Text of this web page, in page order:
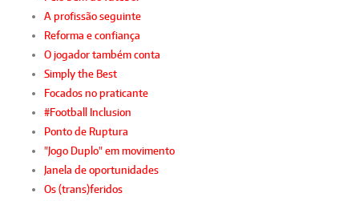
A profissão seguinte
Reforma e confiança
O jogador também conta
Simply the Best
Focados no praticante
#Football Inclusion
Ponto de Ruptura
"Jogo Duplo" em movimento
Janela de oportunidades
Os (trans)feridos